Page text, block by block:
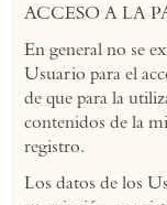
ACCESO A LA
En general no se
Usuario para el
de que para la
contenidos de la
registro.
Los datos de los